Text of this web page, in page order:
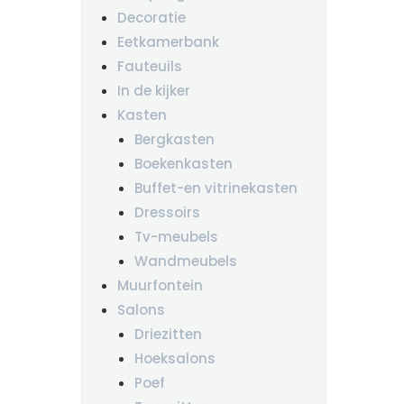
Decoratie
Eetkamerbank
Fauteuils
In de kijker
Kasten
Bergkasten
Boekenkasten
Buffet-en vitrinekasten
Dressoirs
Tv-meubels
Wandmeubels
Muurfontein
Salons
Driezitten
Hoeksalons
Poef